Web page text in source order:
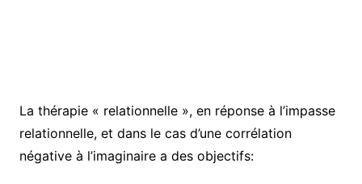
La thérapie « relationnelle », en réponse à l’impasse
relationnelle, et dans le cas d’une corrélation
négative à l’imaginaire a des objectifs: